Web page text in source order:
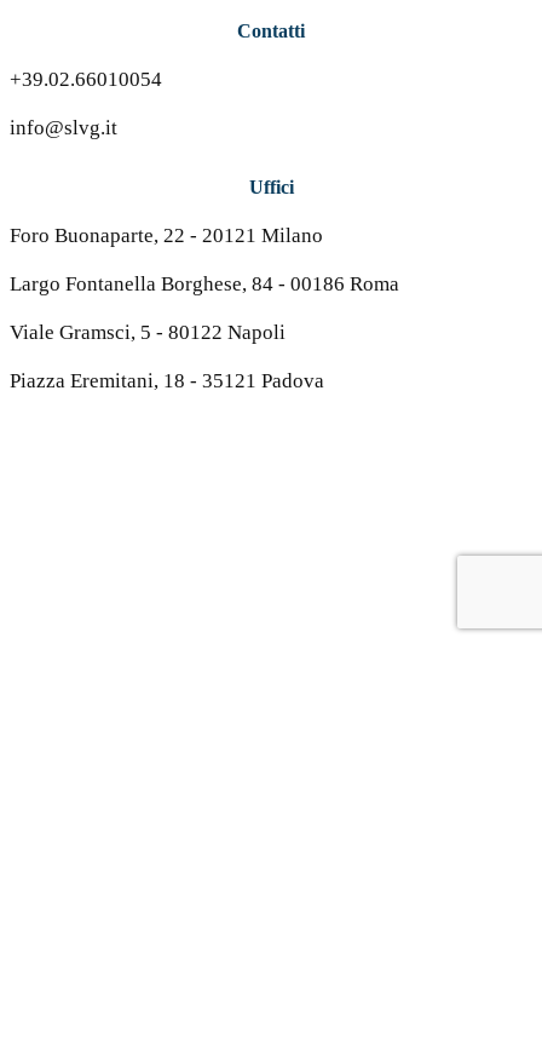
Contatti
+39.02.66010054
info@slvg.it
Uffici
Foro Buonaparte, 22 - 20121 Milano
Largo Fontanella Borghese, 84 - 00186 Roma
Viale Gramsci, 5 - 80122 Napoli
Piazza Eremitani, 18 - 35121 Padova